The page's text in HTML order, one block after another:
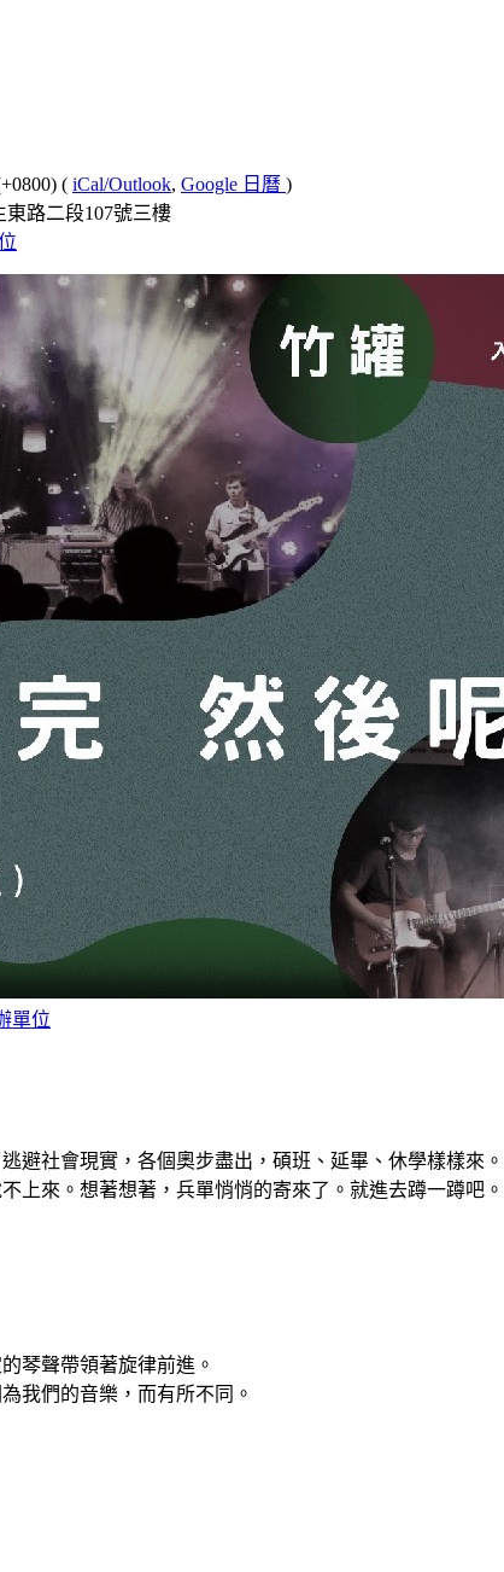
( iCal/Outlook, Google 日曆 )
路二段107號三樓
單位
避社會現實，各個奧步盡出，碩班、延畢、休學樣樣
上來。想著想著，兵單悄悄的寄來了。就進去蹲一蹲
琴聲帶領著旋律前進。
我們的音樂，而有所不同。